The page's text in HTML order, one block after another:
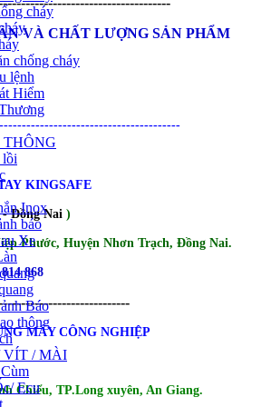
cháy
chống cháy
lệnh
Hiểm
lồi
Inox
báo
Xe
Báo
thông
VÍT / MÀI
Ecu
VÀ CHẤT LƯỢNG SẢN PHẨM
KINGSAFE
Đồng Nai )
Phước, Huyện Nhơn Trạch, Đồng Nai.
868
MÁY CÔNG NGHIỆP
Chiểu, TP.Long xuyên, An Giang.